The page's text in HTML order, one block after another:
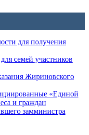
для получения
семей участников
Жириновского
«Единой
и граждан
замминистра